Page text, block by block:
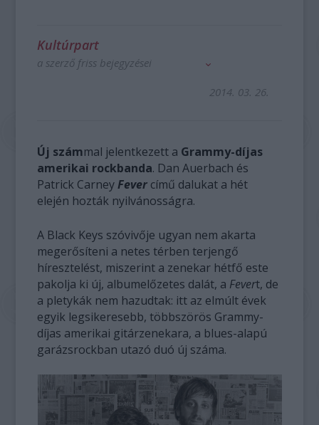
Kultúrpart
a szerző friss bejegyzései
2014. 03. 26.
Új számmal jelentkezett a Grammy-díjas
amerikai rockbanda. Dan Auerbach és
Patrick CarneyFever című dalukat a hét
elején hozták nyilvánosságra.
A Black Keys szóvivője ugyan nem akarta
megerősíteni a netes térben terjengő
híresztelést, miszerint a zenekar hétfő este
pakolja ki új, albumelőzetes dalát, a Fevert, de
a pletykák nem hazudtak: itt az elmúlt évek
egyik legsikeresebb, többszörös Grammy-
díjas amerikai gitárzenekara, a blues-alapú
garázsrockban utazó duó új száma.